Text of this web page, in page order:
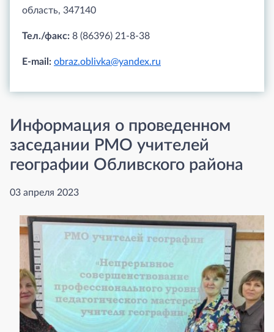
область, 347140
Тел./факс: 8 (86396) 21-8-38
E-mail: obraz.oblivka@yandex.ru
Информация о проведенном
заседании РМО учителей
географии Обливского района
03 апреля 2023